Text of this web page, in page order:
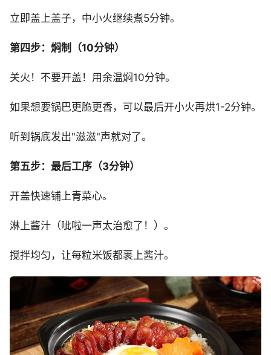
立即盖上盖子，中小火继续煮5分钟。
第四步：焖制（10分钟）
关火！不要开盖！用余温焖10分钟。
如果想要锅巴更脆更香，可以最后开小火再烘1-2分钟。
听到锅底发出"滋滋"声就对了。
第五步：最后工序（3分钟）
开盖快速铺上青菜心。
淋上酱汁（呲啦一声太治愈了！）。
搅拌均匀，让每粒米饭都裹上酱汁。